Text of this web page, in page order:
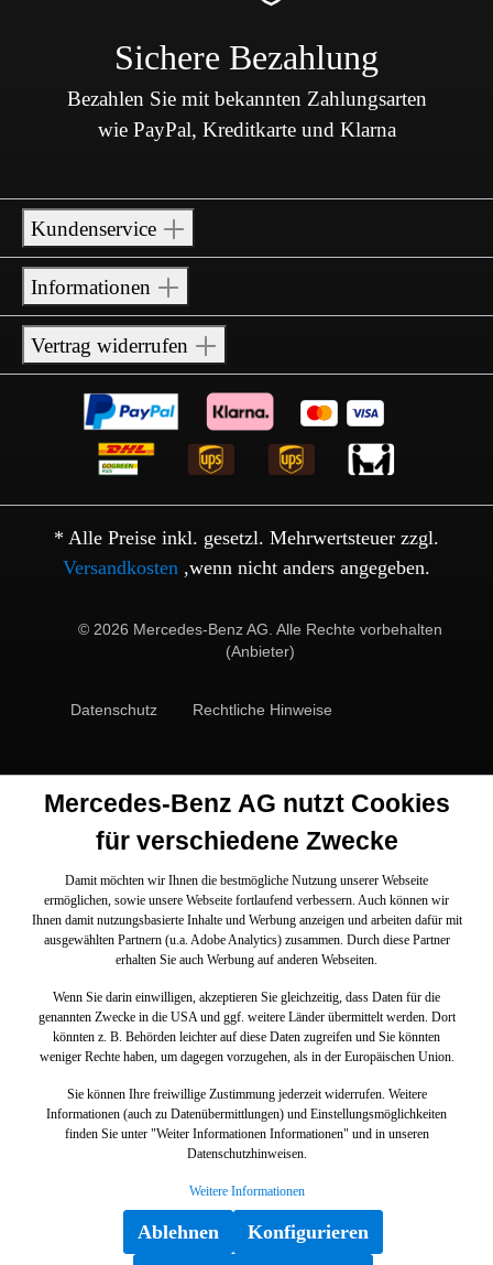
Sichere Bezahlung
Bezahlen Sie mit bekannten Zahlungsarten
wie PayPal, Kreditkarte und Klarna
Kundenservice
Informationen
Vertrag widerrufen
* Alle Preise inkl. gesetzl. Mehrwertsteuer zzgl.
Versandkosten ,wenn nicht anders angegeben.
© 2026 Mercedes-Benz AG. Alle Rechte vorbehalten
(Anbieter)
Datenschutz Rechtliche Hinweise
Mercedes-Benz AG nutzt Cookies
für verschiedene Zwecke
Damit möchten wir Ihnen die bestmögliche Nutzung unserer Webseite
ermöglichen, sowie unsere Webseite fortlaufend verbessern. Auch können wir
Ihnen damit nutzungsbasierte Inhalte und Werbung anzeigen und arbeiten dafür mit
ausgewählten Partnern (u.a. Adobe Analytics) zusammen. Durch diese Partner
erhalten Sie auch Werbung auf anderen Webseiten.
Wenn Sie darin einwilligen, akzeptieren Sie gleichzeitig, dass Daten für die
genannten Zwecke in die USA und ggf. weitere Länder übermittelt werden. Dort
könnten z. B. Behörden leichter auf diese Daten zugreifen und Sie könnten
weniger Rechte haben, um dagegen vorzugehen, als in der Europäischen Union.
Sie können Ihre freiwillige Zustimmung jederzeit widerrufen. Weitere
Informationen (auch zu Datenübermittlungen) und Einstellungsmöglichkeiten
finden Sie unter "Weiter Informationen Informationen" und in unseren
Datenschutzhinweisen.
Weitere Informationen
Ablehnen Konfigurieren